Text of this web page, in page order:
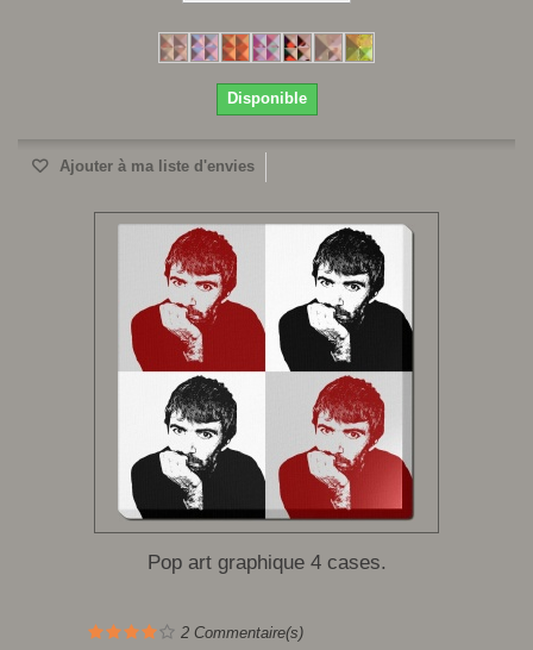
Disponible
Ajouter à ma liste d'envies
Pop art graphique 4 cases.
2 Commentaire(s)